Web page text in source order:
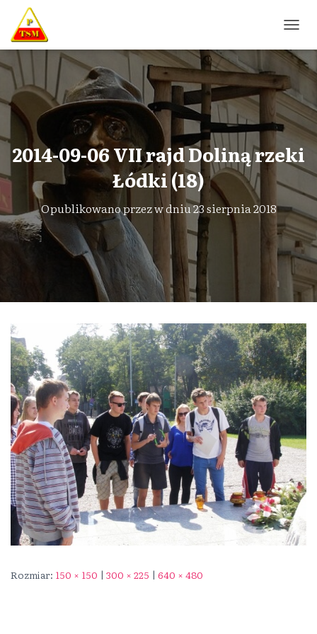
R
Z
Ł
Ą
C
A
W
G
A
C
J
Ę
2014-09-06 VII rajd Doliną rzeki
Łódki (18)
Opublikowano przezw dniu23 sierpnia 2018
Rozmiar: 150 × 150 | 300 × 225 | 640 × 480